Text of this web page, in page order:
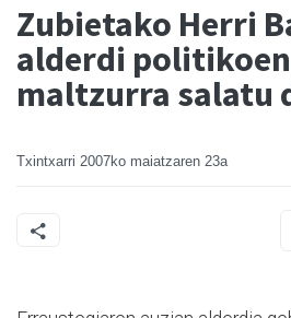
Zubietako Herri
alderdi
maltzurra salatu
Txintxarri 2007ko maiatzaren 23a